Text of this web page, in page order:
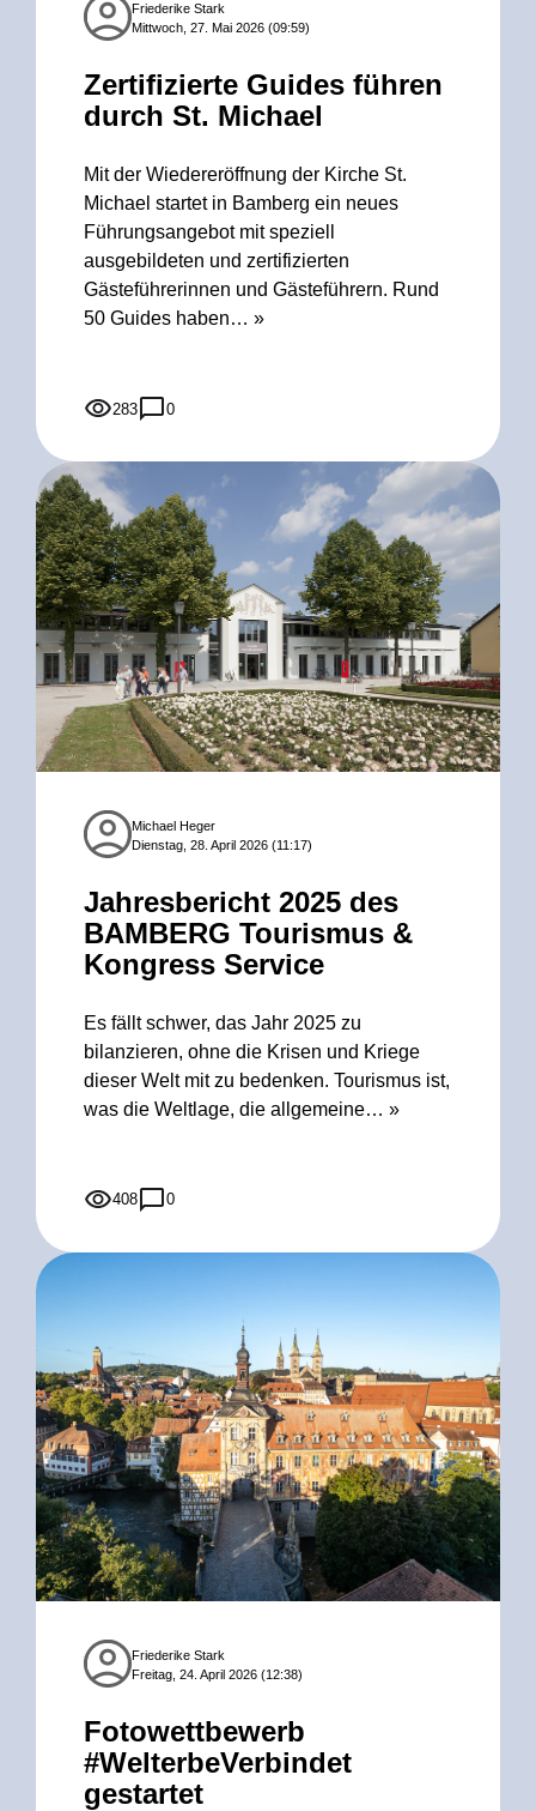
Friederike Stark
Mittwoch, 27. Mai 2026 (09:59)
Zertifizierte Guides führen
durch St. Michael
Mit der Wiedereröffnung der Kirche St.
Michael startet in Bamberg ein neues
Führungsangebot mit speziell
ausgebildeten und zertifizierten
Gästeführerinnen und Gästeführern. Rund
50 Guides haben… »
283 0
Michael Heger
Dienstag, 28. April 2026 (11:17)
Jahresbericht 2025 des
BAMBERG Tourismus &
Kongress Service
Es fällt schwer, das Jahr 2025 zu
bilanzieren, ohne die Krisen und Kriege
dieser Welt mit zu bedenken. Tourismus ist,
was die Weltlage, die allgemeine… »
408 0
Friederike Stark
Freitag, 24. April 2026 (12:38)
Fotowettbewerb
#WelterbeVerbindet
gestartet